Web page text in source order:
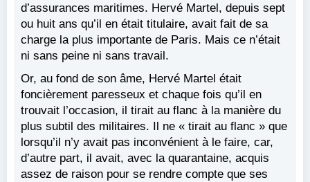
d’assurances maritimes. Hervé Martel, depuis sept
ou huit ans qu’il en était titulaire, avait fait de sa
charge la plus importante de Paris. Mais ce n’était
ni sans peine ni sans travail.
Or, au fond de son âme, Hervé Martel était
foncièrement paresseux et chaque fois qu’il en
trouvait l’occasion, il tirait au flanc à la manière du
plus subtil des militaires. Il ne « tirait au flanc » que
lorsqu’il n’y avait pas inconvénient à le faire, car,
d’autre part, il avait, avec la quarantaine, acquis
assez de raison pour se rendre compte que ses